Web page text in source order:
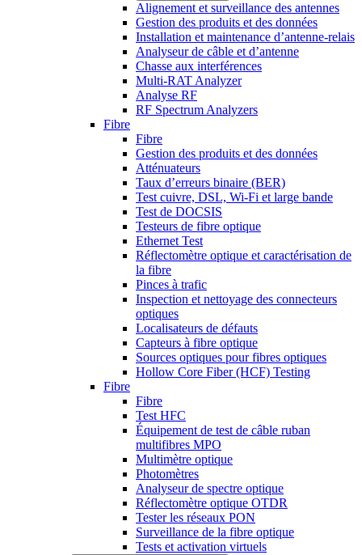
Alignement et surveillance des antennes
Gestion des produits et des données
Installation et maintenance d’antenne-relais
Analyseur de câble et d’antenne
Chasse aux interférences
Multi-RAT Analyzer
Analyse RF
RF Spectrum Analyzers
Fibre
Fibre
Gestion des produits et des données
Atténuateurs
Taux d’erreurs binaire (BER)
Test cuivre, DSL, Wi-Fi et large bande
Test de DOCSIS
Testeurs de fibre optique
Ethernet Test
Réflectomètre optique et caractérisation de
la fibre
Pinces à trafic
Inspection et nettoyage des connecteurs
optiques
Localisateurs de défauts
Capteurs à fibre optique
Sources optiques pour fibres optiques
Hollow Core Fiber (HCF) Testing
Fibre
Fibre
Test HFC
Équipement de test de câble ruban
multifibres MPO
Multimètre optique
Photomètres
Analyseur de spectre optique
Réflectomètre optique OTDR
Tester les réseaux PON
Surveillance de la fibre optique
Tests et activation virtuels